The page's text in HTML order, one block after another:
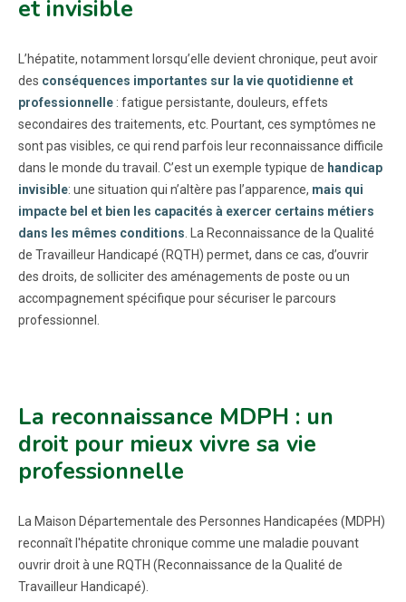
et invisible
L’hépatite, notamment lorsqu’elle devient chronique, peut avoir
des conséquences importantes sur la vie quotidienne et
professionnelle : fatigue persistante, douleurs, effets
secondaires des traitements, etc. Pourtant, ces symptômes ne
sont pas visibles, ce qui rend parfois leur reconnaissance difficile
dans le monde du travail. C’est un exemple typique de handicap
invisible: une situation qui n’altère pas l’apparence, mais qui
impacte bel et bien les capacités à exercer certains métiers
dans les mêmes conditions . La Reconnaissance de la Qualité
de Travailleur Handicapé (RQTH) permet, dans ce cas, d’ouvrir
des droits, de solliciter des aménagements de poste ou un
accompagnement spécifique pour sécuriser le parcours
professionnel.
La reconnaissance MDPH : un
droit pour mieux vivre sa vie
professionnelle
La Maison Départementale des Personnes Handicapées (MDPH)
reconnaît l'hépatite chronique comme une maladie pouvant
ouvrir droit à une RQTH (Reconnaissance de la Qualité de
Travailleur Handicapé).